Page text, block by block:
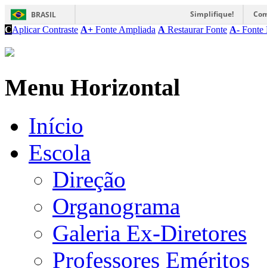
BRASIL Simplifique!
CAplicar Contraste A+ Fonte Ampliada A Restaurar Fonte A- Fonte
Menu Horizontal
Início
Escola
Direção
Organograma
Galeria Ex-Diretores
Professores Eméritos